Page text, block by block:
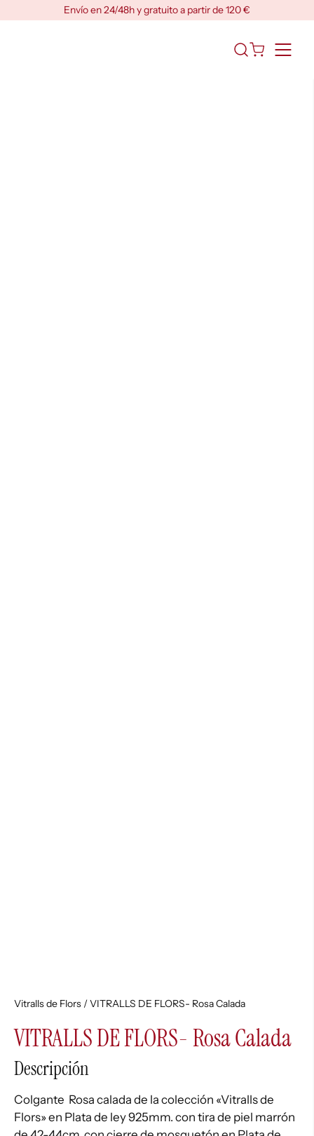
Envío en 24/48h y gratuito a partir de 120 €
Abrir
Vitralls de Flors / VITRALLS DE FLORS- Rosa Calada
VITRALLS DE FLORS- Rosa Calada
Descripción
Colgante Rosa calada de la colección «Vitralls de
Flors» en Plata de ley 925mm. con tira de piel marrón